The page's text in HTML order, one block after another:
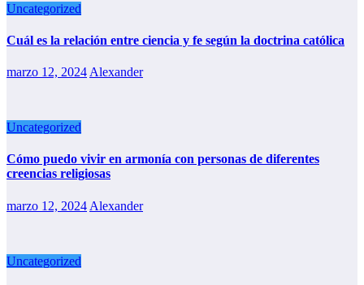
Uncategorized
Cuál es la relación entre ciencia y fe según la doctrina católica
marzo 12, 2024 Alexander
Uncategorized
Cómo puedo vivir en armonía con personas de diferentes
creencias religiosas
marzo 12, 2024 Alexander
Uncategorized